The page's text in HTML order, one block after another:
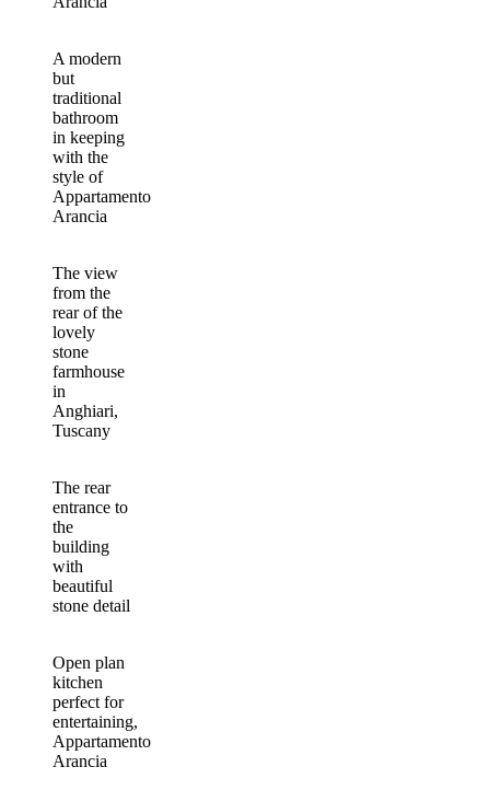
A modern
but
traditional
bathroom
in keeping
with the
style of
Appartamento
Arancia
The view
from the
rear of the
lovely
stone
farmhouse
in
Anghiari,
Tuscany
The rear
entrance to
the
building
with
beautiful
stone detail
Open plan
kitchen
perfect for
entertaining,
Appartamento
Arancia